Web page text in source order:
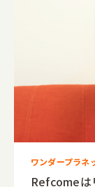
ワンダープラネ
Refcomeは